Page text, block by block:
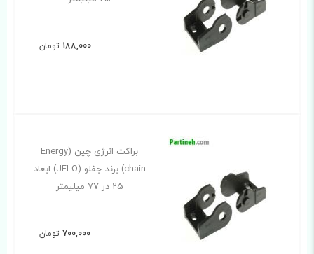
188,000 تومان
براکت انرژی چین (Energy
chain) برند جفلو (JFLO) ابعاد
25 در 77 میلیمتر
700,000 تومان